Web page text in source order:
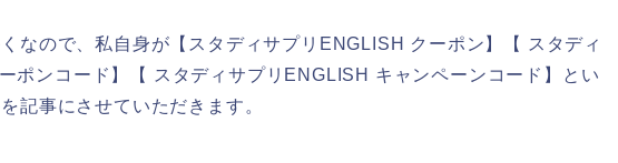
なので、私自身が【スタディサプリENGLISH クーポン】【 スタディ
ポンコード】【 スタディサプリENGLISH キャンペーンコード】とい
記事にさせていただきます。